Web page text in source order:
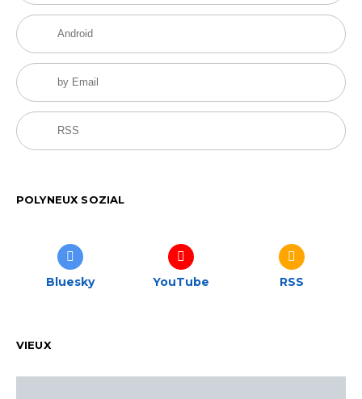
Android
by Email
RSS
POLYNEUX SOZIAL
Bluesky YouTube RSS
VIEUX